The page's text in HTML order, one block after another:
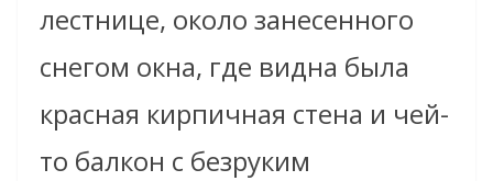
лестнице, около занесенного
снегом окна, где видна была
красная кирпичная стена и чей-
то балкон с безруким